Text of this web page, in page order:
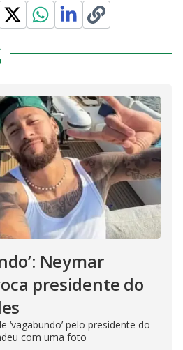
Neymar
presidente do
‘vagabundo’ pelo presidente do
com uma foto